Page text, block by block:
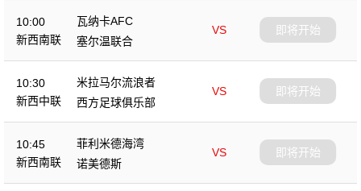
10:00
新西南联
瓦纳卡AFC
VS
塞尔温联合
即将开始
10:30
新西中联
米拉马尔流浪者
VS
西方足球俱乐部
即将开始
10:45
新西南联
菲利米德海湾
VS
诺美德斯
即将开始